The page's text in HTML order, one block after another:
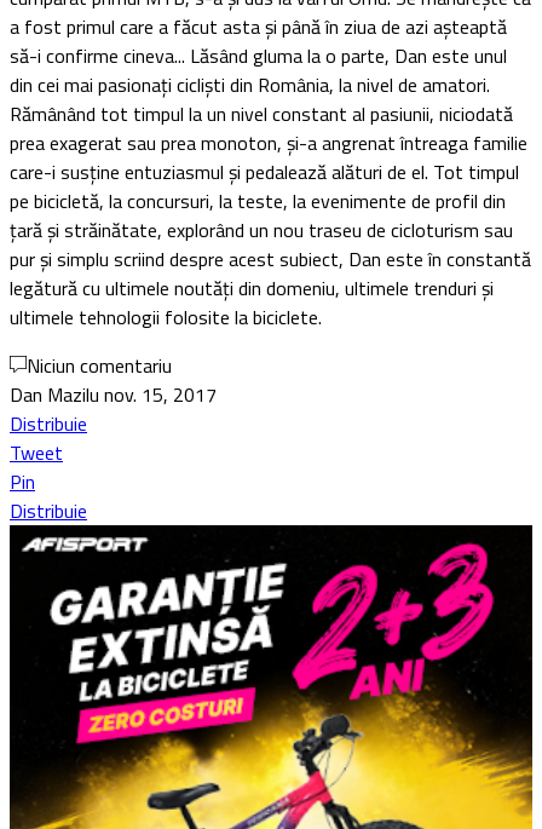
a fost primul care a făcut asta și până în ziua de azi așteaptă
să-i confirme cineva... Lăsând gluma la o parte, Dan este unul
din cei mai pasionați cicliști din România, la nivel de amatori.
Rămânând tot timpul la un nivel constant al pasiunii, niciodată
prea exagerat sau prea monoton, și-a angrenat întreaga familie
care-i susține entuziasmul și pedalează alături de el. Tot timpul
pe bicicletă, la concursuri, la teste, la evenimente de profil din
țară și străinătate, explorând un nou traseu de cicloturism sau
pur și simplu scriind despre acest subiect, Dan este în constantă
legătură cu ultimele noutăți din domeniu, ultimele trenduri și
ultimele tehnologii folosite la biciclete.
Niciun comentariu
Dan Mazilu nov. 15, 2017
Distribuie
Tweet
Pin
Distribuie